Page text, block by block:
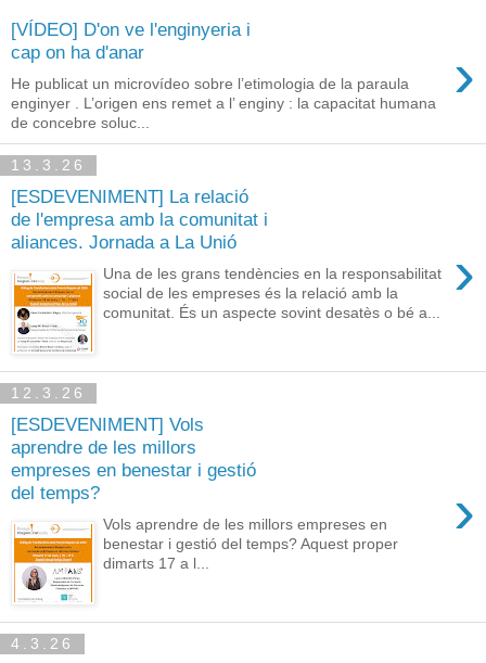
[VÍDEO] D'on ve l'enginyeria i
cap on ha d'anar
›
He publicat un microvídeo sobre l’etimologia de la paraula
enginyer . L’origen ens remet a l’ enginy : la capacitat humana
de concebre soluc...
13.3.26
[ESDEVENIMENT] La relació
de l'empresa amb la comunitat i
aliances. Jornada a La Unió
›
Una de les grans tendències en la responsabilitat
social de les empreses és la relació amb la
comunitat. És un aspecte sovint desatès o bé a...
12.3.26
[ESDEVENIMENT] Vols
aprendre de les millors
empreses en benestar i gestió
del temps?
›
Vols aprendre de les millors empreses en
benestar i gestió del temps? Aquest proper
dimarts 17 a l...
4.3.26